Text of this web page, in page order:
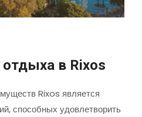
в Rixos
Rixos является
способных удовлетворить